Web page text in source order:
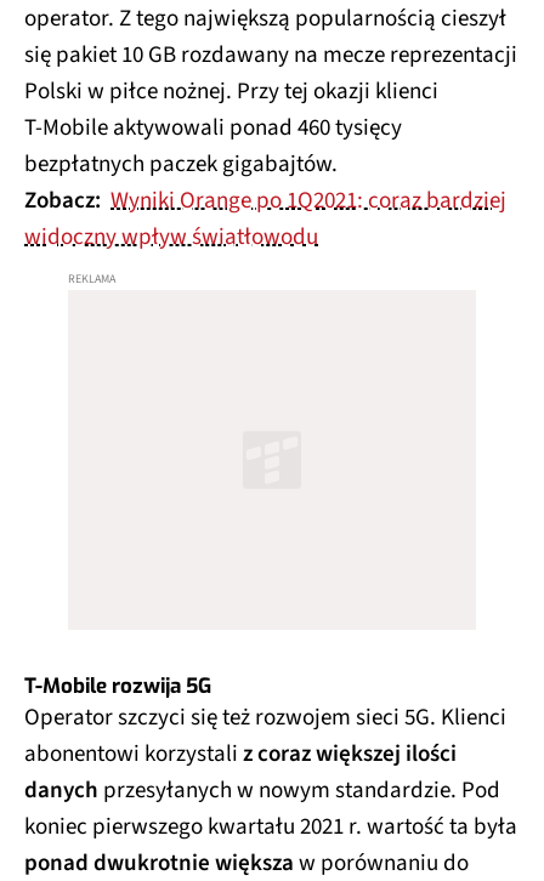
operator. Z tego największą popularnością cieszył
się pakiet 10 GB rozdawany na mecze reprezentacji
Polski w piłce nożnej. Przy tej okazji klienci
T‑Mobile aktywowali ponad 460 tysięcy
bezpłatnych paczek gigabajtów.
Zobacz: Wyniki Orange po 1Q2021: coraz bardziej
widoczny wpływ światłowodu
T-Mobile rozwija 5G
Operator szczyci się też rozwojem sieci 5G. Klienci
abonentowi korzystaliz coraz większej ilości
danych przesyłanych w nowym standardzie. Pod
koniec pierwszego kwartału 2021 r. wartość ta była
ponad dwukrotnie większaw porównaniu do